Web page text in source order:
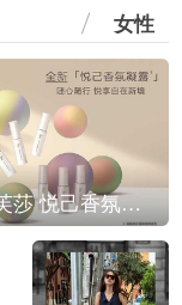
女性
IPSA茵芙莎 悦己香氛凝露上市